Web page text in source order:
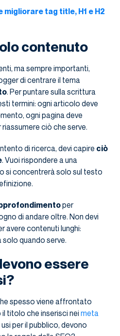
migliorare tag title, H1 e H2
contenuto
ma sempre importanti,
di centrare il tema
. Per puntare sulla scrittura
termini: ogni articolo deve
ogni pagina deve
ciò che serve.
di ricerca, devi capire ciò
. Vuoi rispondere a una
si concentrerà solo sul testo
per
di andare oltre. Non devi
avere contenuti lunghi:
solo quando serve.
essere
spesso viene affrontato
il titolo che inserisci nei meta
per il pubblico, devono